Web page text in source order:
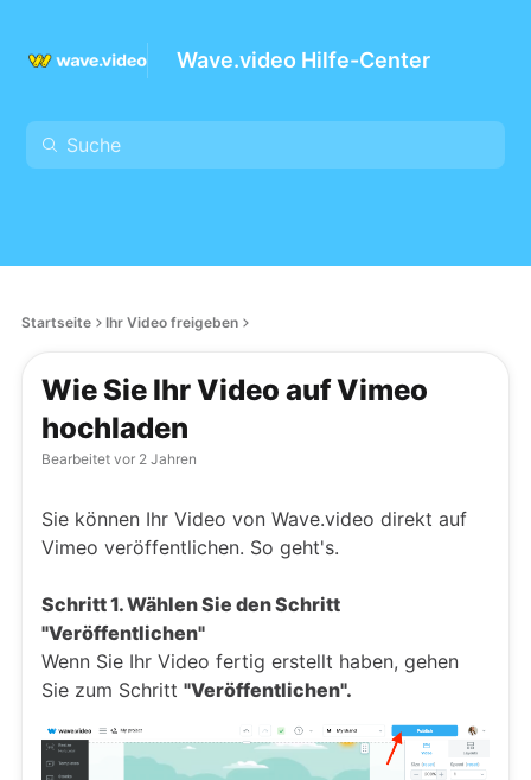
Wave.video Hilfe-Center
Startseite Ihr Video freigeben
Wie Sie Ihr Video auf Vimeo
hochladen
Bearbeitet vor 2 Jahren
Sie können Ihr Video von Wave.video direkt auf
Vimeo veröffentlichen. So geht's.
Schritt 1. Wählen Sie den Schritt
"Veröffentlichen"
Wenn Sie Ihr Video fertig erstellt haben, gehen
Sie zum Schritt "Veröffentlichen".